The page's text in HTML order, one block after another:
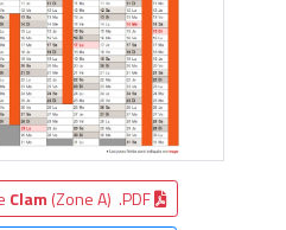
Clam (Zone A) .PDF